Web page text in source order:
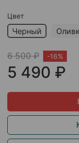
Цвет
Черный
6 500 ₽
5 490 ₽
-16%